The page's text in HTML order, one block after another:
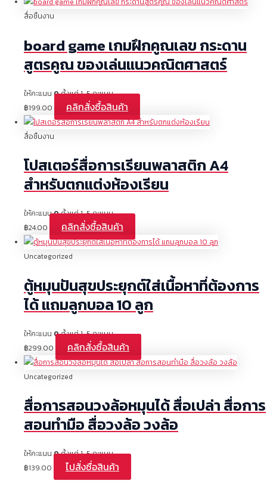
สื่อชิ้นงาน
board game เกมฝึกคูณเลข กระดาน
สูตรคูณ ของเล่นแนวคณิตศาสตร์
ให้คะแนน 0ตั้งแต่ 1-5 คะแนน
฿199.00 คลิกสั่งซื้อสินค้า
สื่อชิ้นงาน
โปสเตอร์สื่อการเรียนพลาสติก A4
สำหรับตกแต่งห้องเรียน
ให้คะแนน0ตั้งแต่ 1-5 คะแนน
฿24.00 คลิกสั่งซื้อสินค้า
Uncategorized
ตู้หมุนปันสุขประยุกต์ใส่เนื้อหาที่ต้องการ
ได้ แถมลูกบอล 10 ลูก
ให้คะแนน 0ตั้งแต่ 1-5 คะแนน
฿299.00 คลิกสั่งซื้อสินค้า
Uncategorized
สื่อการสอนวงล้อหมุนได้ สื่อเปล่า สื่อการ
สอนทำมือ สื่อวงล้อ วงล้อ
ให้คะแนน 0ตั้งแต่ 1-5 คะแนน
฿139.00 ไปสั่งซื่อสินค้า